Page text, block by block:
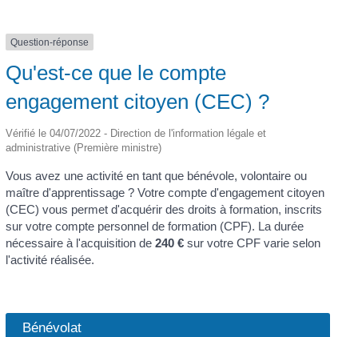
Question-réponse
Qu'est-ce que le compte
engagement citoyen (CEC) ?
Vérifié le 04/07/2022 - Direction de l'information légale et
administrative (Première ministre)
Vous avez une activité en tant que bénévole, volontaire ou
maître d'apprentissage ? Votre compte d'engagement citoyen
(CEC) vous permet d'acquérir des droits à formation, inscrits
sur votre compte personnel de formation (CPF). La durée
nécessaire à l'acquisition de 240 €sur votre CPF varie selon
l'activité réalisée.
Bénévolat